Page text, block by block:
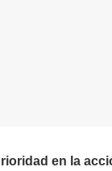
en la